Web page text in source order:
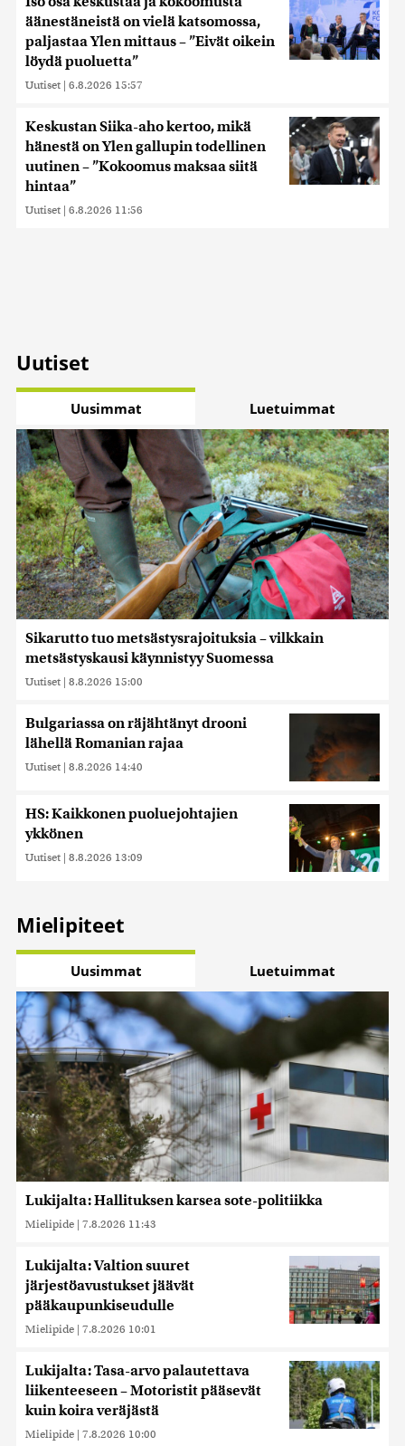
äänestäneistä on vielä katsomossa,
paljastaa Ylen mittaus – ”Eivät oikein
löydä puoluetta”
Uutiset | 6.8.2026 15:57
Keskustan Siika-aho kertoo, mikä
hänestä on Ylen gallupin todellinen
uutinen – ”Kokoomus maksaa siitä
hintaa”
Uutiset | 6.8.2026 11:56
Uutiset
Uusimmat Luetuimmat
Sikarutto tuo metsästysrajoituksia – vilkkain
metsästyskausi käynnistyy Suomessa
Uutiset | 8.8.2026 15:00
Bulgariassa on räjähtänyt drooni
lähellä Romanian rajaa
Uutiset | 8.8.2026 14:40
HS: Kaikkonen puoluejohtajien
ykkönen
Uutiset | 8.8.2026 13:09
Mielipiteet
Uusimmat Luetuimmat
Lukijalta: Hallituksen karsea sote-politiikka
Mielipide | 7.8.2026 11:43
Lukijalta: Valtion suuret
järjestöavustukset jäävät
pääkaupunkiseudulle
Mielipide | 7.8.2026 10:01
Lukijalta: Tasa-arvo palautettava
liikenteeseen – Motoristit pääsevät
kuin koira veräjästä
Mielipide | 7.8.2026 10:00